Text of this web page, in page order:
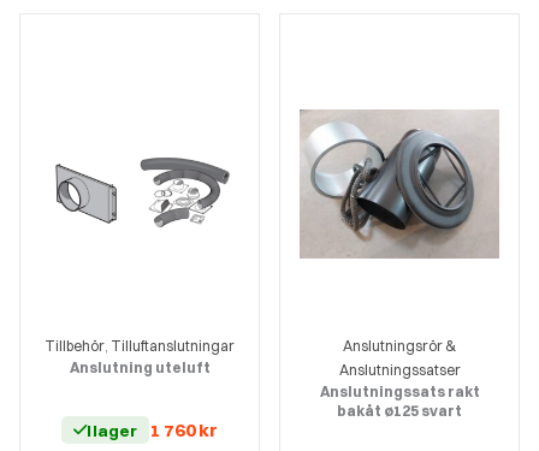
Tillbehör, Tilluftanslutningar
Anslutning uteluft
I lager 1 760kr
Anslutningsrör &
Anslutningssatser
Anslutningssats rakt
bakåt ø125 svart